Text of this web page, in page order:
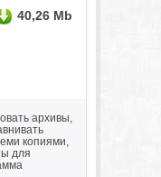
40,26 Mb
архивы,
копиями,
для